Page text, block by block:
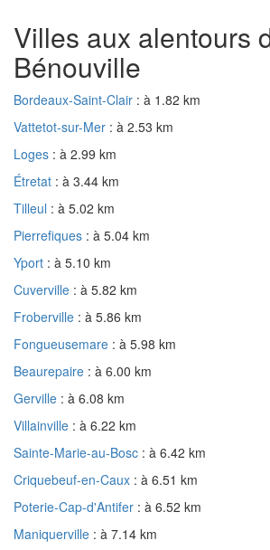
Villes aux alentours
Bénouville
Bordeaux-Saint-Clair : à 1.82 km
Vattetot-sur-Mer : à 2.53 km
Loges : à 2.99 km
Étretat : à 3.44 km
Tilleul : à 5.02 km
Pierrefiques : à 5.04 km
Yport : à 5.10 km
Cuverville : à 5.82 km
Froberville : à 5.86 km
Fongueusemare : à 5.98 km
Beaurepaire : à 6.00 km
Gerville : à 6.08 km
Villainville : à 6.22 km
Sainte-Marie-au-Bosc : à 6.42 km
Criquebeuf-en-Caux : à 6.51 km
Poterie-Cap-d'Antifer : à 6.52 km
Maniquerville : à 7.14 km